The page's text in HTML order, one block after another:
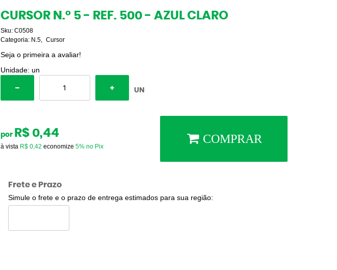
CURSOR N.º 5 - REF. 500 - AZUL CLARO
Sku: C0508
Categoria: N.5 Cursor
Seja o primeira a avaliar!
Unidade: un
UN
por R$ 0,44
à vista R$ 0,42 economize 5% no Pix
COMPRAR
Frete e Prazo
Simule o frete e o prazo de entrega estimados para sua região: